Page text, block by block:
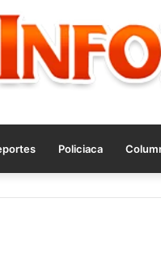
Policiaca